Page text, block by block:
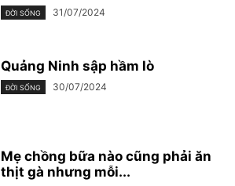
ĐỜI SỐNG 31/07/2024
Quảng Ninh sập hầm lò
ĐỜI SỐNG 30/07/2024
Mẹ chồng bữa nào cũng phải ăn
thịt gà nhưng mỗi...